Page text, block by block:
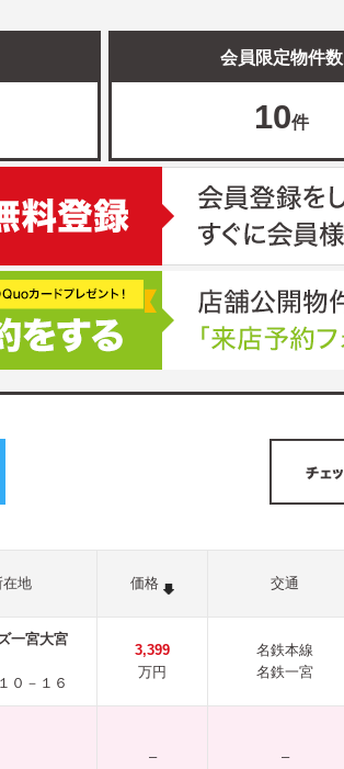
会員限定物件数
10件
在地 価格 交通
一宮大宮
０－１６
3,399
万円
名鉄本線
名鉄一宮
– –